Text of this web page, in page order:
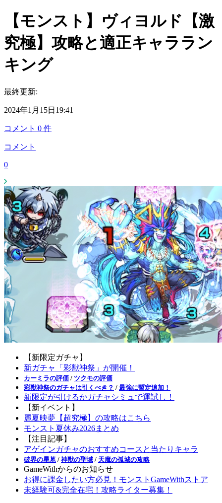
【モンスト】ヴィヨルド【激
究極】攻略と適正キャララン
キング
最終更新:
2024年1月15日19:41
コメント 0 件
コメント
0
【新限定ガチャ】
新ガチャ「彩獣神祭」が開催！
カーミラの評価 / ツクモの評価
彩獣神祭のガチャは引くべき？ / 最強に暫定追加！
新限定が引けるかガチャシミュで運試し！
【新イベント】
麗夏映夢【超究極】の攻略はこちら
モンスト夏休み2026まとめ
【注目記事】
アゲインガチャのおすすめコースと当たりキャラ
破界の星墓 / 神獣の聖域 / 天魔の孤城の攻略
GameWithからのお知らせ
お得に課金したい方必見！モンストGameWithストア
未経験可&完全在宅！攻略ライター募集！